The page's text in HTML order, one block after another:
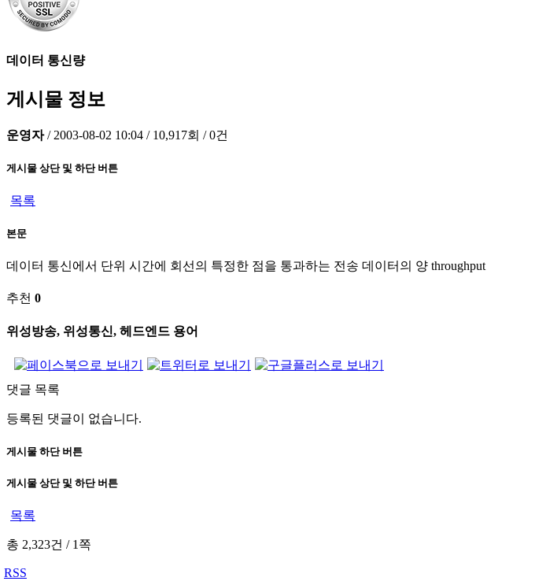
데이터 통신량
게시물 정보
운영자 / 2003-08-02 10:04 / 10,917회 / 0건
게시물 상단 및 하단 버튼
목록
본문
데이터 통신에서 단위 시간에 회선의 특정한 점을 통과하는 전송 데이터의 양 throughput
추천 0
위성방송, 위성통신, 헤드엔드 용어
댓글 목록
등록된 댓글이 없습니다.
게시물 하단 버튼
게시물 상단 및 하단 버튼
목록
총 2,323건 /1쪽
RSS